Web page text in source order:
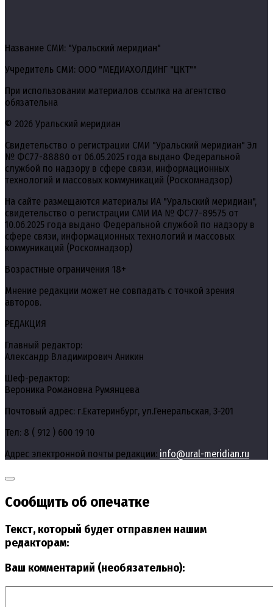
Название СМИ: "Уральский меридиан"
Учредитель СМИ: ООО "МЕДИАХОЛДИНГ "ЦКТ""
При использовании материалов ссылка на агентство
обязательна
© 2026 Уральский меридиан
Свидетельство о регистрации СМИ "Уральский меридиан" Эл
№ ФС77-88880 от 06.05.2025 года выдано Федеральной
службой по надзору в сфере связи, информационных
технологий и массовых коммуникаций (Роскомнадзор)
На сайте размещаются материалы ИА "Уральский меридиан",
свидетельство о регистрации СМИ ИА № ФС77-89575 от
10.06.2025 года выдано Федеральной службой по надзору в
сфере связи, информационных технологий и массовых
коммуникаций (Роскомнадзор)
Возрастные ограничения 18+
Мнение редакции может не совпадать с точкой зрения
авторов.
РЕДАКЦИЯ
Главный редактор:
Александр Владимирович Аникин
Шеф-редактор:
Вероника Романовна Румянцева
Почтовый адрес: г.Екатеринбург, ул.Генеральская, 3-201
Тел: 8 ( 912 ) 600 19 10
Адрес электронной почты редакции: info@ural-meridian.ru
Сообщить об опечатке
Текст, который будет отправлен нашим
редакторам:
Ваш комментарий (необязательно):